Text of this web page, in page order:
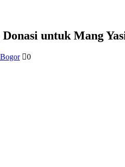
untuk Mang
0